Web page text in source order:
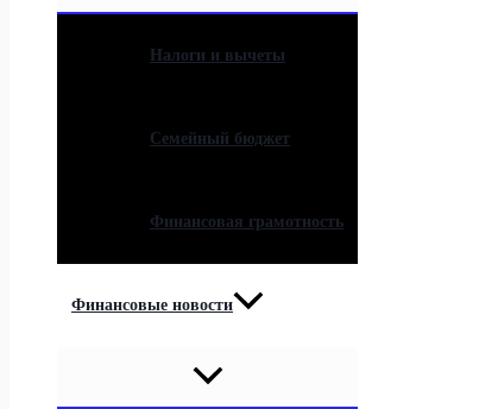
Налоги и вычеты
Семейный бюджет
Финансовая грамотность
Финансовые новости